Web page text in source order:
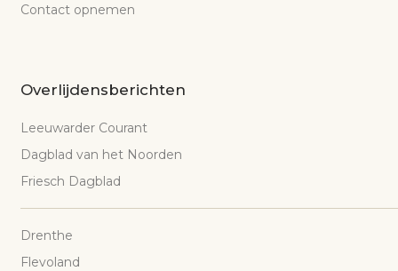
Contact opnemen
Overlijdensberichten
Leeuwarder Courant
Dagblad van het Noorden
Friesch Dagblad
Drenthe
Flevoland